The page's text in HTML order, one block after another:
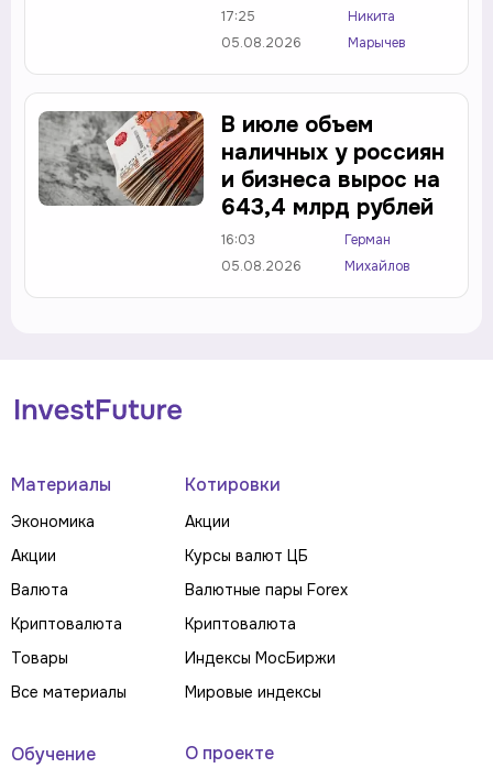
17:25
05.08.2026
Никита
Марычев
В июле объем
наличных у россиян
и бизнеса вырос на
643,4 млрд рублей
16:03
05.08.2026
Герман
Михайлов
Материалы
Экономика
Акции
Валюта
Криптовалюта
Товары
Все материалы
Котировки
Акции
Курсы валют ЦБ
Валютные пары Forex
Криптовалюта
Индексы МосБиржи
Мировые индексы
Обучение О проекте